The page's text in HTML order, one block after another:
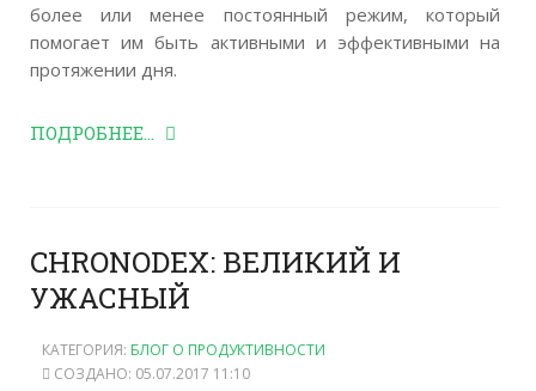
более или менее постоянный режим, который
помогает им быть активными и эффективными на
протяжении дня.
ПОДРОБНЕЕ...
CHRONODEX: ВЕЛИКИЙ И
УЖАСНЫЙ
КАТЕГОРИЯ: БЛОГ О ПРОДУКТИВНОСТИ
СОЗДАНО: 05.07.2017 11:10